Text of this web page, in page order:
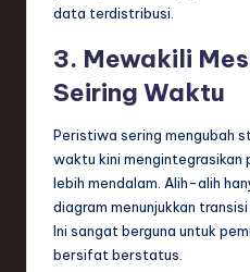
data terdistribusi.
3. Mewakili
Seiring Waktu
Peristiwa sering mengubah
waktu kini
lebih mendalam. Alih-alih
diagram menunjukkan
Ini sangat berguna untuk
bersifat berstatus.